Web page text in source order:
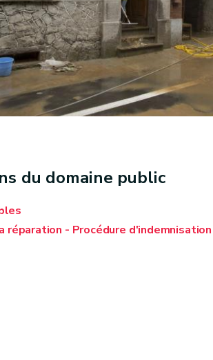
du domaine public
réparation - Procédure d'indemnisation